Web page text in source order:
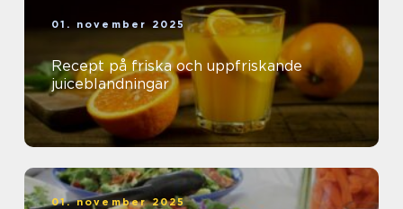
01. november 2025
Recept på friska och uppfriskande
juiceblandningar
01. november 2025